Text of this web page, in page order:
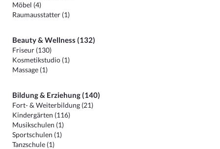
Möbel (4)
Raumausstatter (1)
Beauty & Wellness (132)
Friseur (130)
Kosmetikstudio (1)
Massage (1)
Bildung & Erziehung (140)
Fort- & Weiterbildung (21)
Kindergärten (116)
Musikschulen (1)
Sportschulen (1)
Tanzschule (1)